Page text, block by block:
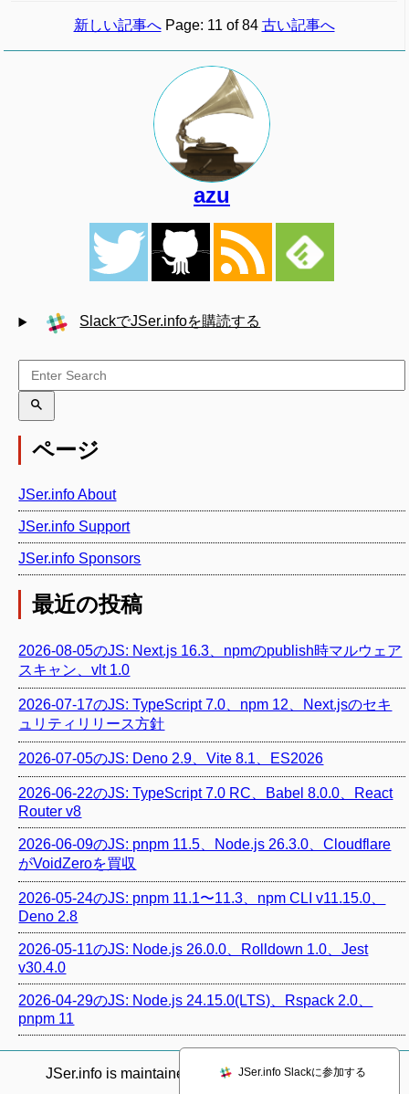
新しい記事へ Page: 11 of 84 古い記事へ
azu
SlackでJSer.infoを購読する
ページ
JSer.info About
JSer.info Support
JSer.info Sponsors
最近の投稿
2026-08-05のJS: Next.js 16.3、npmのpublish時マルウェア
スキャン、vlt 1.0
2026-07-17のJS: TypeScript 7.0、npm 12、Next.jsのセキ
ュリティリリース方針
2026-07-05のJS: Deno 2.9、Vite 8.1、ES2026
2026-06-22のJS: TypeScript 7.0 RC、Babel 8.0.0、React
Router v8
2026-06-09のJS: pnpm 11.5、Node.js 26.3.0、Cloudflare
がVoidZeroを買収
2026-05-24のJS: pnpm 11.1〜11.3、npm CLI v11.15.0、
Deno 2.8
2026-05-11のJS: Node.js 26.0.0、Rolldown 1.0、Jest
v30.4.0
2026-04-29のJS: Node.js 24.15.0(LTS)、Rspack 2.0、
pnpm 11
JSer.info is maintained by @azu_re.
JSer.info Slackに参加する